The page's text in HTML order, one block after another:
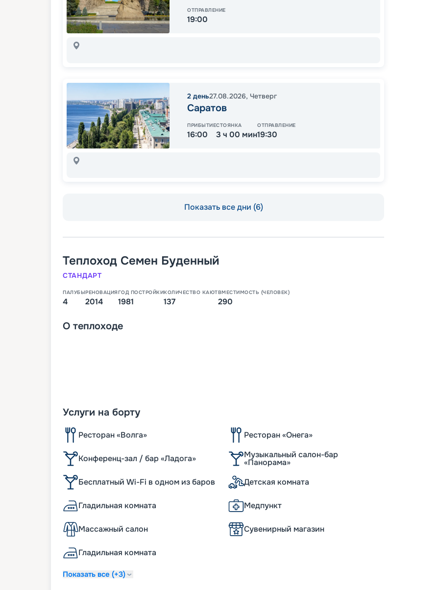
ОТПРАВЛЕНИЕ
19:00
2 день27.08.2026, Четверг
Саратов
ПРИБЫТИЕ
16:00
СТОЯНКА
3 ч 00 мин
ОТПРАВЛЕНИЕ
19:30
Показать все дни (6)
Теплоход Семен Буденный
СТАНДАРТ
ПАЛУБЫ
4
РЕНОВАЦИЯ
2014
ГОД ПОСТРОЙКИ
1981
КОЛИЧЕСТВО КАЮТ
137
ВМЕСТИМОСТЬ (ЧЕЛОВЕК)
290
О теплоходе
Услуги на борту
Ресторан «Волга» Ресторан «Онега»
Конференц-зал / бар «Ладога» Музыкальный салон-бар
«Панорама»
Бесплатный Wi-Fi в одном из баров
Детская комната
Гладильная комната Медпункт
Массажный салон Сувенирный магазин
Гладильная комната
Показать все (+3)